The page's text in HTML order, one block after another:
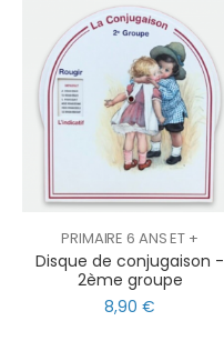
PRIMAIRE 6 ANS ET +
Disque de conjugaison -
2ème groupe
8,90 €